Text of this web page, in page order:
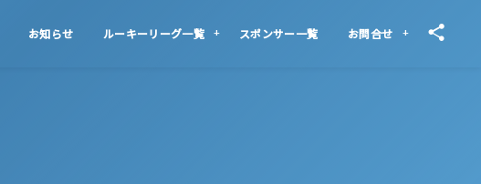
お知らせ ルーキーリーグ一覧 スポンサー一覧 お問合せ